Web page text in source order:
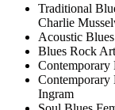
Traditional
Charlie
Acoustic
Blues Rock
Contemporary
Contemporary
Ingram